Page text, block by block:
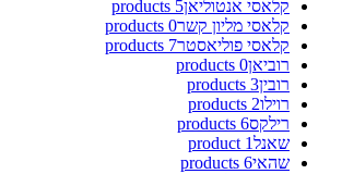
קלאסי אנטוליאן5 products
קלאסי מליון קשר0 products
קלאסי פוליאסטר7 products
רוביאן0 products
רובין3 products
רוילו2 products
רילקס6 products
שאנל1 product
שהאי6 products